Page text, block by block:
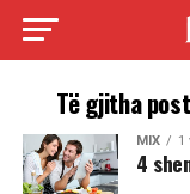
Të gjitha
MIX 1
4